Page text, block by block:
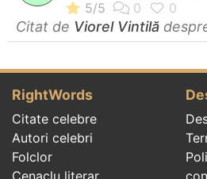
Citat de Viorel Vintilă
RightWords
Citate celebre
Autori celebri
Folclor
Cenaclu literar